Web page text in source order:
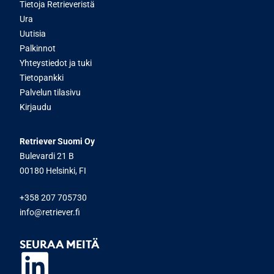
Tietoja Retrieveristä
Ura
Uutisia
Palkinnot
Yhteystiedot ja tuki
Tietopankki
Palvelun tilasivu
Kirjaudu
Retriever Suomi Oy
Bulevardi 21 B
00180 Helsinki, FI
+358 207 705730
info@retriever.fi
SEURAA MEITÄ